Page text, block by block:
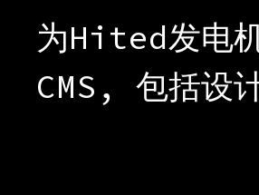
为Hited发电
CMS, 包括设